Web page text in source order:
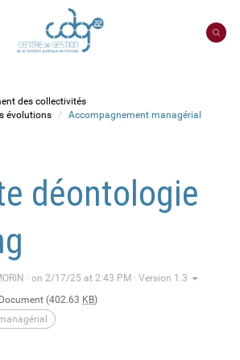
CDG
des collectivités
évolutions
Accompagnement managérial
déontologie
· on 2/17/25 at 2:43 PM · Version 1.3
(402.63 KB)